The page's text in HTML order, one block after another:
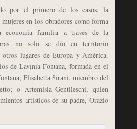
el primero de los casos, la
en los obradores como forma
economía familiar a través de la
no solo se dio en territorio
otros lugares de Europa y América.
de Lavinia Fontana, formada en el
Elisabetta Sirani, miembro del
o Artemisia Gentileschi, quien
artísticos de su padre, Orazio